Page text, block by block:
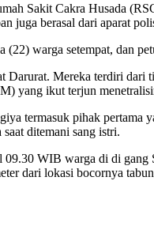
Sakit Cakra Husada
juga berasal dari aparat
(22) warga setempat, dan
Darurat. Mereka terdiri
yang ikut terjun
termasuk pihak pertama
ditemani sang istri.
09.30 WIB warga di di
dari lokasi bocornya